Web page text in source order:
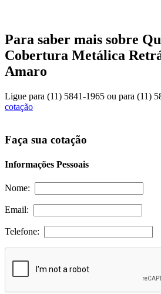
Para saber mais sobre
Cobertura Metálica
Amaro
Ligue para (11) 5841-1965 ou para (11)
cotação
Faça sua cotação
Informações Pessoais
Nome:
Email:
Telefone: